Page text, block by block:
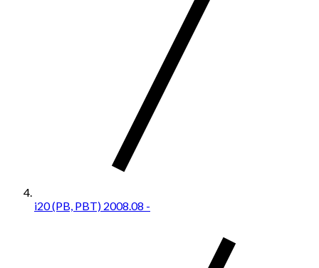
i20 (PB, PBT) 2008.08 -